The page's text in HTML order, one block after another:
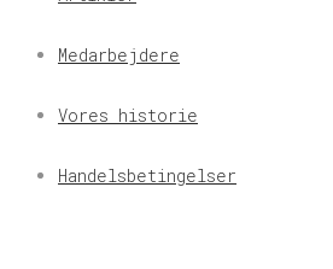
Medarbejdere
Vores historie
Handelsbetingelser